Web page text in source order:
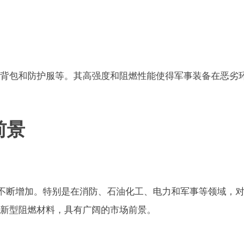
包和防护服等。其高强度和阻燃性能使得军事装备在恶劣
景
增加。特别是在消防、石油化工、电力和军事等领域，
型阻燃材料，具有广阔的市场前景。